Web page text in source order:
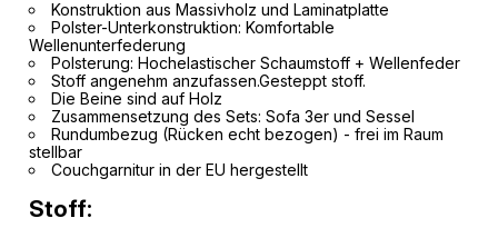
Konstruktion aus Massivholz und Laminatplatte
Polster-Unterkonstruktion: Komfortable
Wellenunterfederung
Polsterung: Hochelastischer Schaumstoff + Wellenfeder
Stoff angenehm anzufassen.Gesteppt stoff.
Die Beine sind auf Holz
Zusammensetzung des Sets: Sofa 3er und Sessel
Rundumbezug (Rücken echt bezogen) - frei im Raum
stellbar
Couchgarnitur in der EU hergestellt
Stoff: